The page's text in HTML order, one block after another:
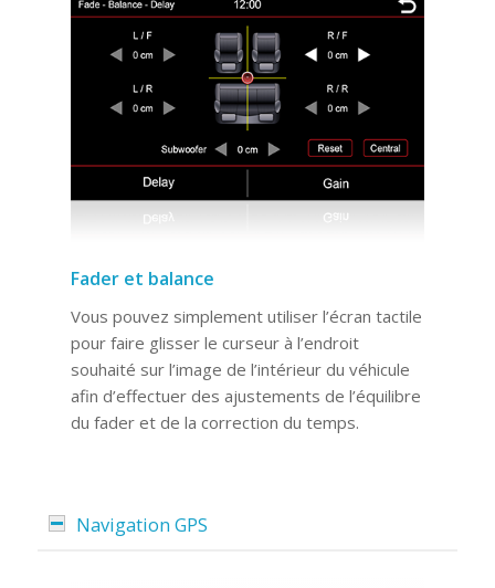
Fader et balance
Vous pouvez simplement utiliser l’écran tactile
pour faire glisser le curseur à l’endroit
souhaité sur l’image de l’intérieur du véhicule
afin d’effectuer des ajustements de l’équilibre
du fader et de la correction du temps.
Navigation GPS